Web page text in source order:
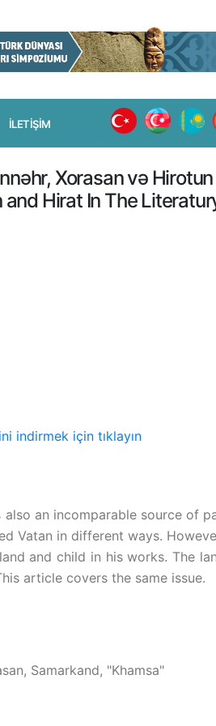
İLETİŞİM
Xorasan və
Hirat In The
indirmek için tıklayın
an incomparable source of
Vatan in different ways.
and child in his works. The
article covers the same issue.
Samarkand, "Khamsa"